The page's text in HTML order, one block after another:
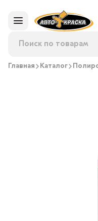
Главная Каталог